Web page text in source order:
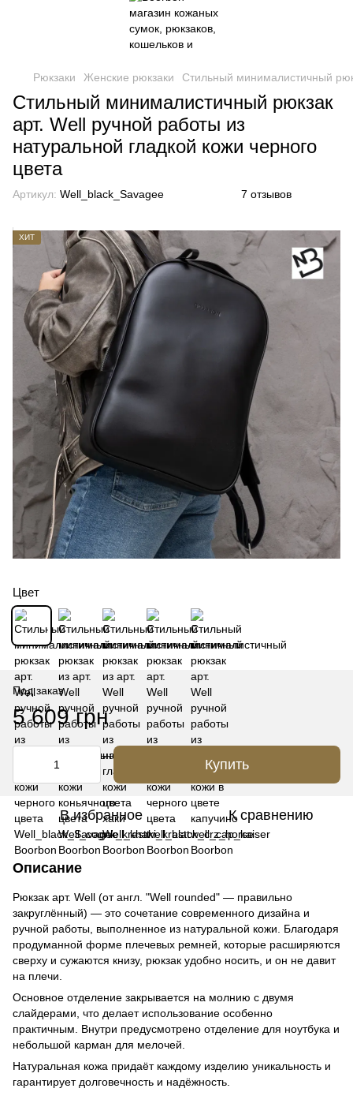
Рюкзаки Женские рюкзаки Стильный минималистичный
Стильный минималистичный рюкзак
арт. Well ручной работы из
натуральной гладкой кожи черного
цвета
Артикул: Well_black_Savagee 7 отзывов
ХИТ
Цвет
Под заказ
5 609 грн
Купить
В избранное К сравнению
Описание
Рюкзак арт. Well (от англ. "Well rounded" — правильно
закруглённый) — это сочетание современного дизайна и
ручной работы, выполненное из натуральной кожи. Благодаря
продуманной форме плечевых ремней, которые расширяются
сверху и сужаются книзу, рюкзак удобно носить, и он не давит
на плечи.
Основное отделение закрывается на молнию с двумя
слайдерами, что делает использование особенно
практичным. Внутри предусмотрено отделение для ноутбука и
небольшой карман для мелочей.
Натуральная кожа придаёт каждому изделию уникальность и
гарантирует долговечность и надёжность.